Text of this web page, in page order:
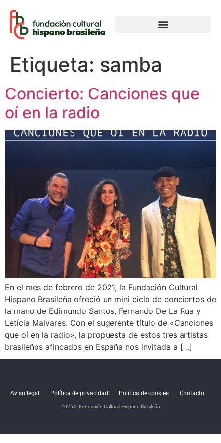
Etiqueta: samba
Concierto: Canciones que
oí en la radio
En el mes de febrero de 2021, la Fundación Cultural
Hispano Brasileña ofreció un mini ciclo de conciertos de
la mano de Edimundo Santos, Fernando De La Rua y
Letícia Malvares. Con el sugerente título de «Canciones
que oí en la radio», la propuesta de estos tres artistas
brasileños afincados en España nos invitada a […]
Aviso legal Política de privacidad Política de cookies Contacto
2026 © Fundación Cultural Hispano Brasileña